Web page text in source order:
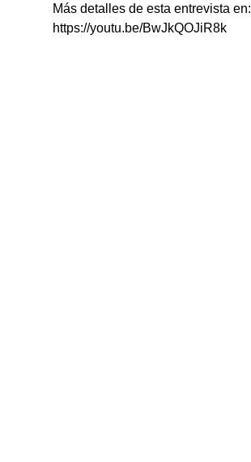
Más detalles de esta entrevista en:
https://youtu.be/BwJkQOJiR8k